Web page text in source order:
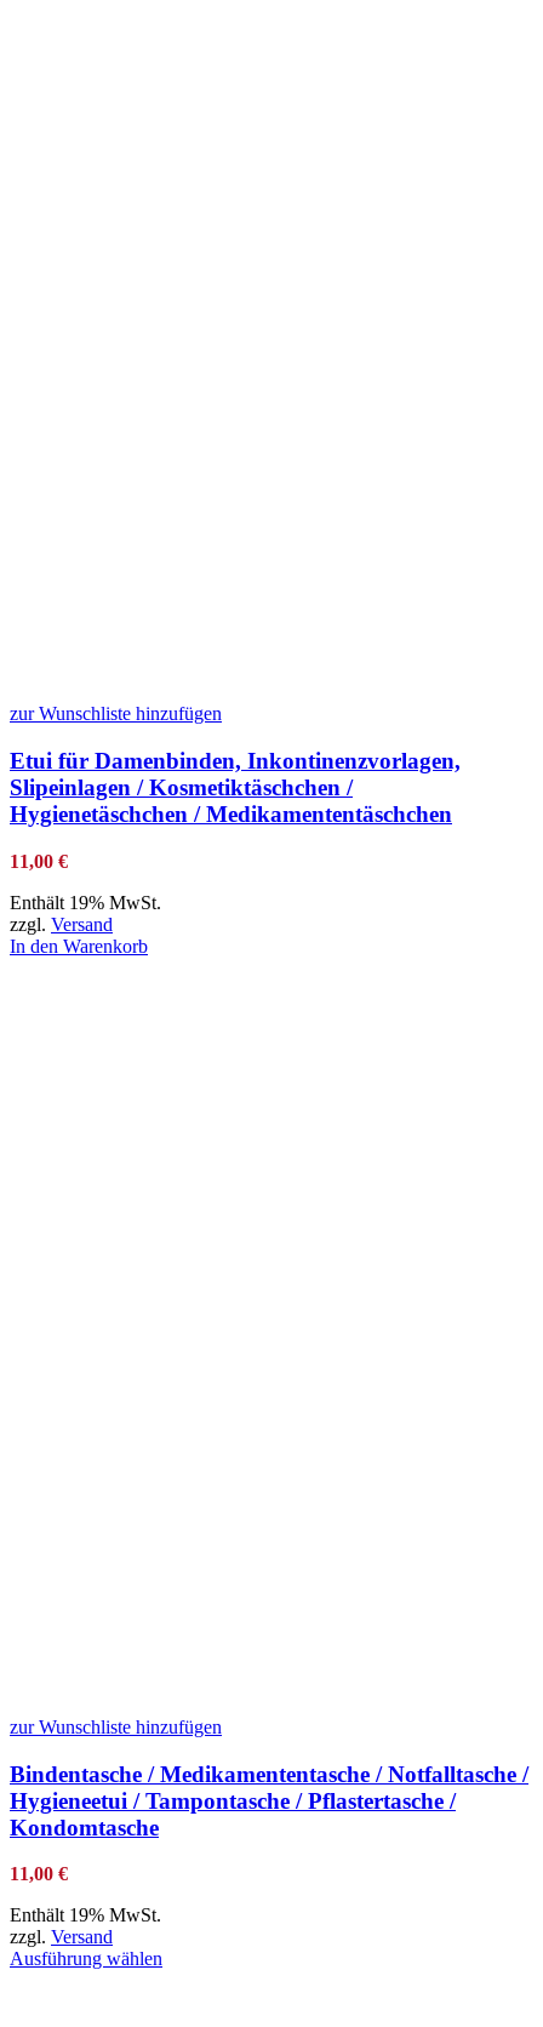
zur Wunschliste hinzufügen
Etui für Damenbinden, Inkontinenzvorlagen,
Slipeinlagen / Kosmetiktäschchen /
Hygienetäschchen / Medikamententäschchen
11,00 €
Enthält 19% MwSt.
zzgl. Versand
In den Warenkorb
zur Wunschliste hinzufügen
Bindentasche / Medikamententasche / Notfalltasche /
Hygieneetui / Tampontasche / Pflastertasche /
Kondomtasche
11,00 €
Enthält 19% MwSt.
zzgl. Versand
Ausführung wählen